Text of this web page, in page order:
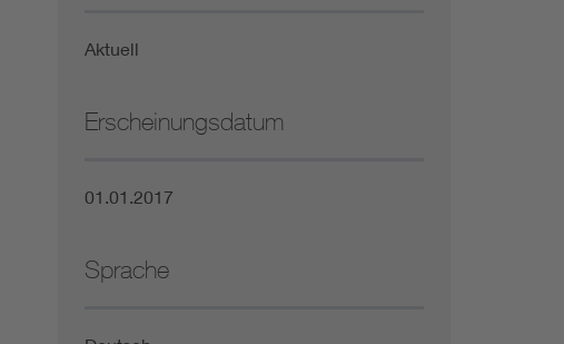
Aktuell
Erscheinungsdatum
01.01.2017
Sprache